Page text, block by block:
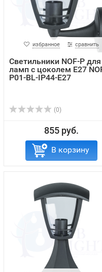
избранное сравнить
Светильники NOF-P для
ламп с цоколем Е27
P01-BL-IP44-E27
(0)
855 руб.
В корзину